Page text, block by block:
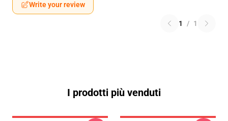
Write your review
1 / 1
I prodotti più venduti